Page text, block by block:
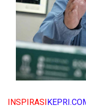
INSPIRASI